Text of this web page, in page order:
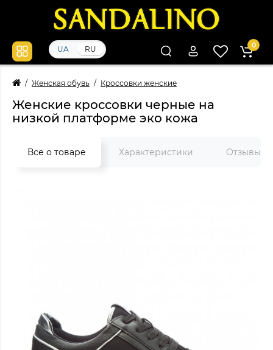
UA RU 0
Женская обувь Кроссовки женские
Женские кроссовки черные на
низкой платформе эко кожа
Все о товаре Характеристики Отзывы